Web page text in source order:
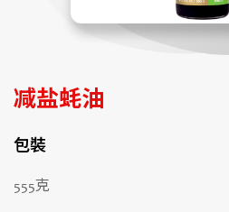
减盐蚝油
包裝
555克